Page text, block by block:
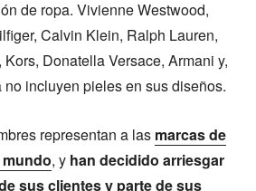
de ropa. Vivienne Westwood,
Calvin Klein, Ralph Lauren,
Donatella Versace, Armani y,
no incluyen pieles en sus diseños.
representan a las marcas de
, y han decidido arriesgar
sus clientes y parte de sus